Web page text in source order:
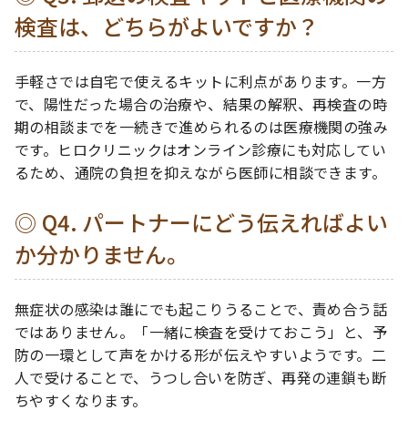
検査は、どちらがよいですか？
手軽さでは自宅で使えるキットに利点があります。一方
で、陽性だった場合の治療や、結果の解釈、再検査の時
期の相談までを一続きで進められるのは医療機関の強み
です。ヒロクリニックはオンライン診療にも対応してい
るため、通院の負担を抑えながら医師に相談できます。
Q4. パートナーにどう伝えればよい
か分かりません。
無症状の感染は誰にでも起こりうることで、責め合う話
ではありません。「一緒に検査を受けておこう」と、予
防の一環として声をかける形が伝えやすいようです。二
人で受けることで、うつし合いを防ぎ、再発の連鎖も断
ちやすくなります。